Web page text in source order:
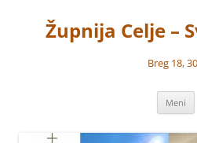
vsebinoŽupnija Celje –
Breg 18,
Meni